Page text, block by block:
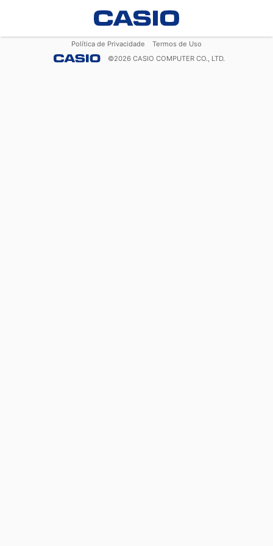
Política de Privacidade
Termos de Uso
©2026 CASIO COMPUTER CO., LTD.